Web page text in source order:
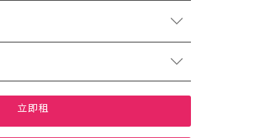
立即租